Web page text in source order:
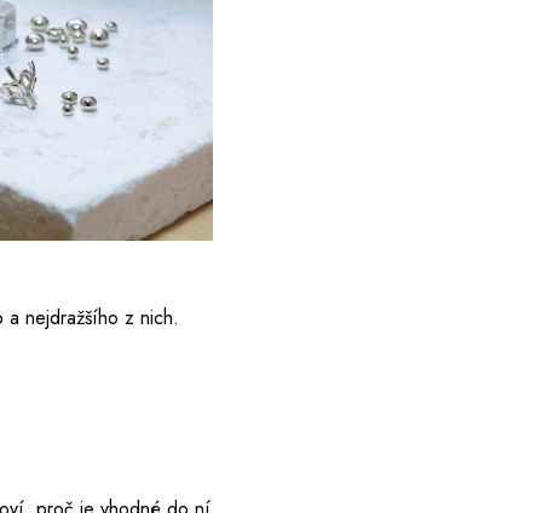
nejdražšího z nich.